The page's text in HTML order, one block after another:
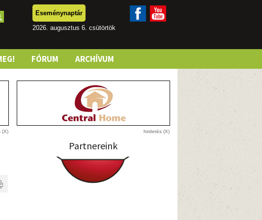
Eseménynaptár
2026. augusztus 6. csütörtök
FÓRUM ARCHÍVUM
Partnereink